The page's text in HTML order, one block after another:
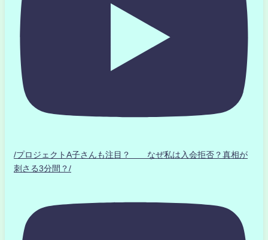
/プロジェクトA子さんも注目？ なぜ私は入会拒否？真相が
刺さる3分間？/